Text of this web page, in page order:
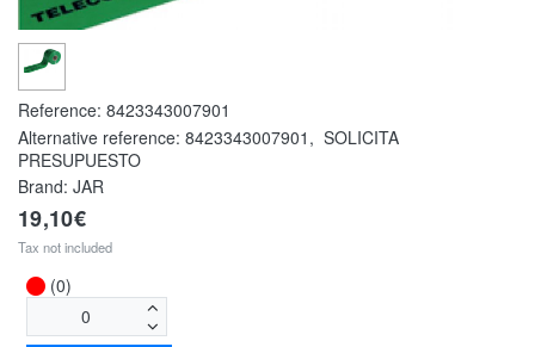
Reference: 8423343007901
Alternative reference: 8423343007901 , SOLICITA
PRESUPUESTO
Brand: JAR
19,10€
Tax not included
(0)